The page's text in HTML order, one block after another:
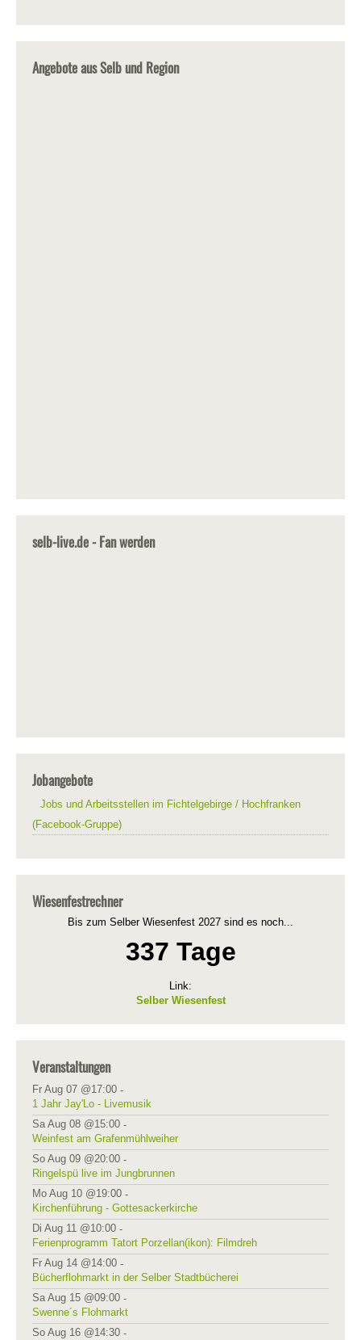
Angebote aus Selb und Region
selb-live.de - Fan werden
Jobangebote
Jobs und Arbeitsstellen im Fichtelgebirge / Hochfranken
(Facebook-Gruppe)
Wiesenfestrechner
Bis zum Selber Wiesenfest 2027 sind es noch...
337 Tage
Link:
Selber Wiesenfest
Veranstaltungen
Fr Aug 07 @17:00 -
1 Jahr Jay'Lo - Livemusik
Sa Aug 08 @15:00 -
Weinfest am Grafenmühlweiher
So Aug 09 @20:00 -
Ringelspü live im Jungbrunnen
Mo Aug 10 @19:00 -
Kirchenführung - Gottesackerkirche
Di Aug 11 @10:00 -
Ferienprogramm Tatort Porzellan(ikon): Filmdreh
Fr Aug 14 @14:00 -
Bücherflohmarkt in der Selber Stadtbücherei
Sa Aug 15 @09:00 -
Swenne´s Flohmarkt
So Aug 16 @14:30 -